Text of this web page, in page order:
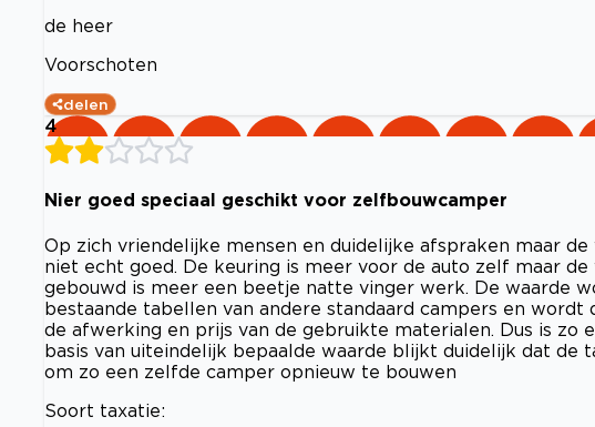
de heer
Voorschoten
delen
4
Nier goed speciaal geschikt voor zelfbouwcamper
Op zich vriendelijke mensen en duidelijke afspraken maar
niet echt goed. De keuring is meer voor de auto zelf maar
gebouwd is meer een beetje natte vinger werk. De waarde
bestaande tabellen van andere standaard campers en
de afwerking en prijs van de gebruikte materialen. Dus is zo
basis van uiteindelijk bepaalde waarde blijkt duidelijk dat
om zo een zelfde camper opnieuw te bouwen
Soort taxatie: